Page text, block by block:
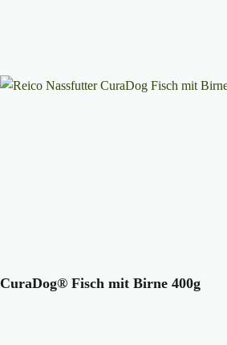
CuraDog® Fisch mit Birne 400g